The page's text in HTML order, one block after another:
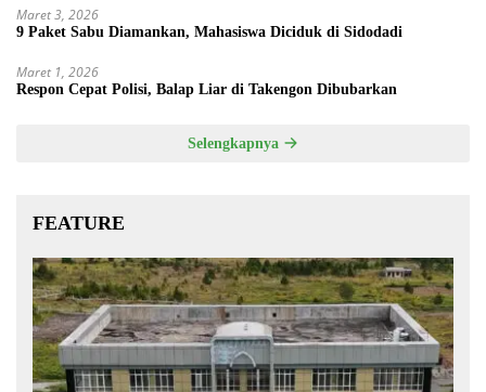
Maret 3, 2026
9 Paket Sabu Diamankan, Mahasiswa Diciduk di Sidodadi
Maret 1, 2026
Respon Cepat Polisi, Balap Liar di Takengon Dibubarkan
Selengkapnya
FEATURE